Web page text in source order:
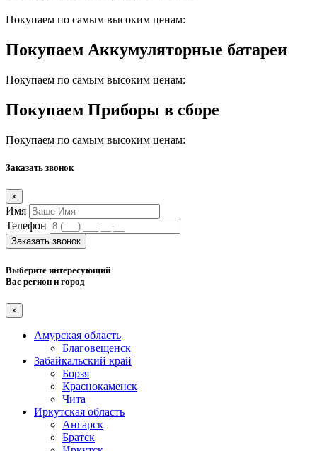
Покупаем по самым высоким ценам:
Покупаем Аккумуляторные батареи
Покупаем по самым высоким ценам:
Покупаем Приборы в сборе
Покупаем по самым высоким ценам:
Заказать звонок
×
Имя
Телефон
Заказать звонок
Выберите интересующий
Вас регион и город
×
Амурская область
Благовещенск
Забайкальский край
Борзя
Краснокаменск
Чита
Иркутская область
Ангарск
Братск